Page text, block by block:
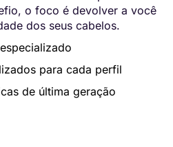
o foco é devolver a você
dos seus cabelos.
para cada perfil
de última geração